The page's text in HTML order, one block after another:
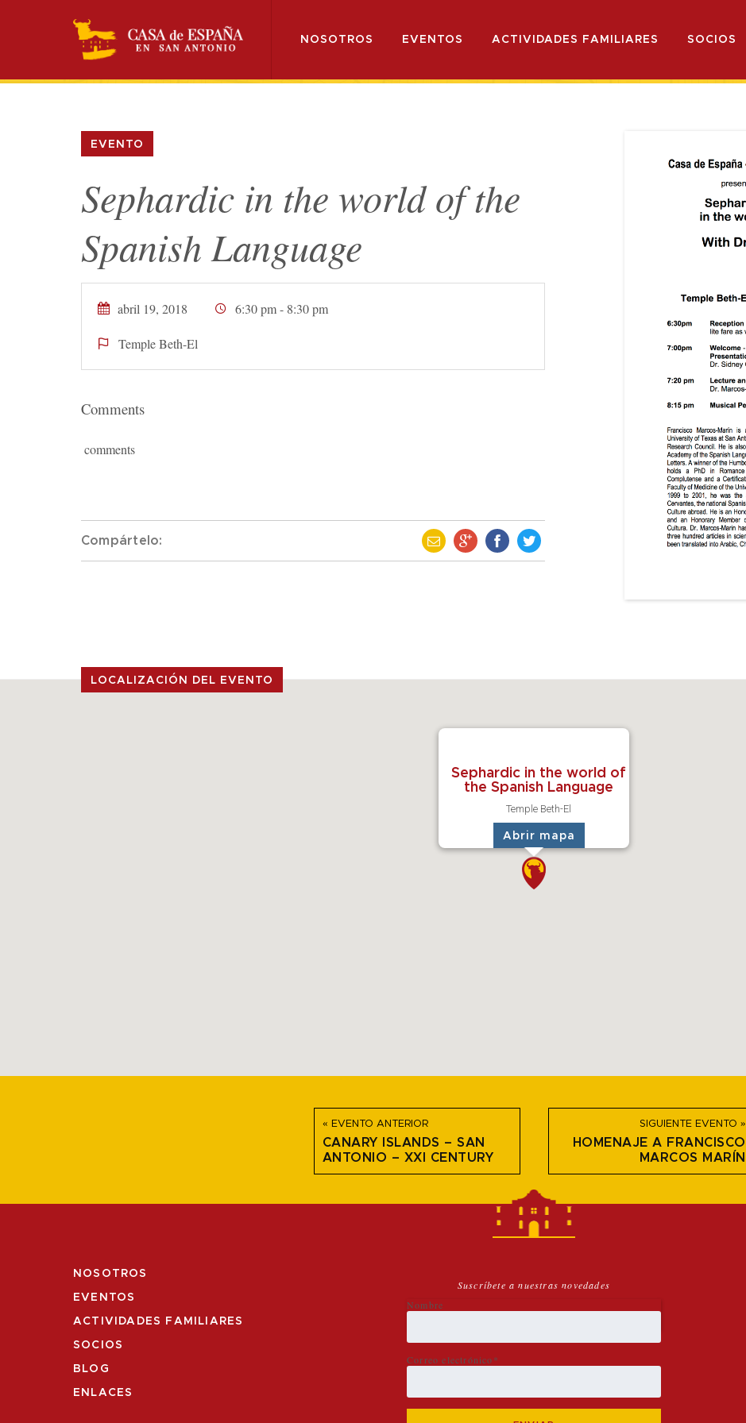
NOSOTROS EVENTOS ACTIVIDADES FAMILIARES SOCIOS
SOCIOS
ENLACES
FOTOS
EVENTO
Sephardic in the world of the
Spanish Language
abril 19, 2018 6:30 pm - 8:30 pm
Temple Beth-El
Comments
comments
Compártelo:
LOCALIZACIÓN DEL EVENTO
Sephardic in the world of
the Spanish Language
Temple Beth-El
Abrir mapa
« EVENTO ANTERIOR
CANARY ISLANDS – SAN
ANTONIO – XXI CENTURY
SIGUIENTE EVENTO »
HOMENAJE A FRANCISCO
MARCOS MARÍN
NOSOTROS
EVENTOS
ACTIVIDADES FAMILIARES
SOCIOS
BLOG
ENLACES
Suscríbete a nuestras novedades
Nombre
Correo electrónico*